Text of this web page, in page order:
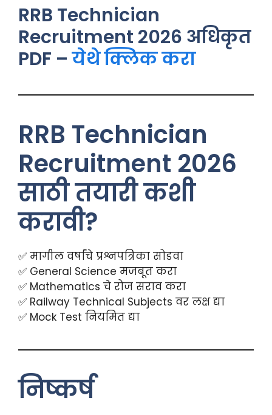
RRB Technician
Recruitment 2026 अधिकृत
PDF –येथे क्लिक करा
RRB Technician
Recruitment 2026
साठी तयारी कशी
करावी?
✅ मागील वर्षांचे प्रश्नपत्रिका सोडवा
✅ General Science मजबूत करा
✅ Mathematics चे रोज सराव करा
✅ Railway Technical Subjects वर लक्ष द्या
✅ Mock Test नियमित द्या
निष्कर्ष